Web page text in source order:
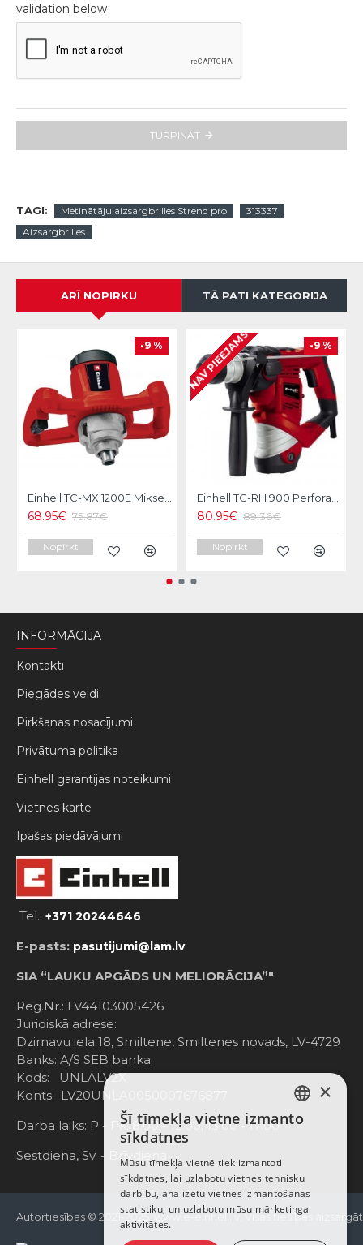
validation below
TURPINĀT
TAGI: Metinātāju aizsargbrilles Strend pro
313337
Aizsargbrilles
ARĪ NOPIRKU TĀ PATI KATEGORIJA
-9 %
Einhell TC-MX 1200E Mikseris
68.95€ 75.87€
Nopirkt
-9 %
NAV PIEEJAMS
Einhell TC-RH 900 Perforators
80.95€ 89.36€
Nopirkt
INFORMĀCIJA
Kontakti
Piegādes veidi
Pirkšanas nosacījumi
Privātuma politika
Einhell garantijas noteikumi
Vietnes karte
Ipašas piedāvājumi
Tel.: +371 20244646
E-pasts: pasutijumi@lam.lv
SIA “LAUKU APGĀDS UN MELIORĀCIJA”"
Reg.Nr.: LV44103005426
Juridiskā adrese:
Dzirnavu iela 18, Smiltene, Smiltenes novads, LV-4729
Banks: A/S SEB banka;
Kods: UNLALV2X
Konts: LV20UNLA0050007676877
Darba laiks: P - Pk. 8:00 - 12:00; 13:00 - 17:00
Sestdiena, Sv. - Brīvdiena
Autortiesības © 2021-2025, www.e-einhell.lv, Visas tiesības
LATVIAN
ENGLISH
×
Šī tīmekļa vietne izmanto
sīkdatnes
Mūsu tīmekļa vietnē tiek izmantoti
sīkdatnes, lai uzlabotu vietnes tehnisku
darbību, analizētu vietnes izmantošanas
statistiku, un uzlabotu mūsu mārketinga
aktivitātes.